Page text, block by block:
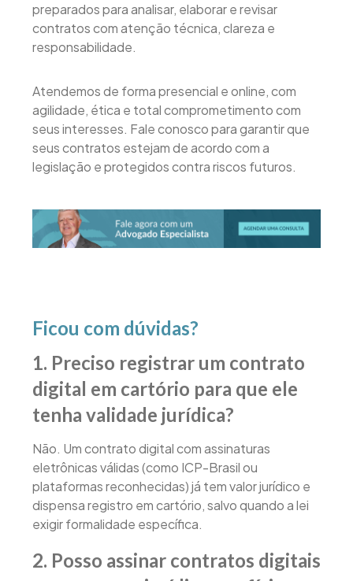
preparados para analisar, elaborar e revisar
contratos com atenção técnica, clareza e
responsabilidade.
Atendemos de forma presencial e online, com
agilidade, ética e total comprometimento com
seus interesses. Fale conosco para garantir que
seus contratos estejam de acordo com a
legislação e protegidos contra riscos futuros.
Ficou com dúvidas?
1. Preciso registrar um contrato
digital em cartório para que ele
tenha validade jurídica?
Não. Um contrato digital com assinaturas
eletrônicas válidas (como ICP-Brasil ou
plataformas reconhecidas) já tem valor jurídico e
dispensa registro em cartório, salvo quando a lei
exigir formalidade específica.
2. Posso assinar contratos digitais